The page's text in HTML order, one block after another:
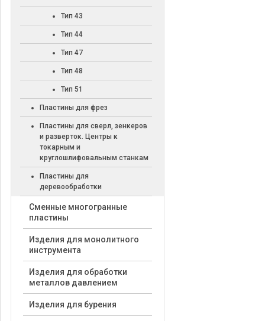
Тип 43
Тип 44
Тип 47
Тип 48
Тип 51
Пластины для фрез
Пластины для сверл, зенкеров
и разверток. Центры к
токарным и
круглошлифовальным станкам
Пластины для
деревообработки
Cменные многогранные
пластины
Изделия для монолитного
инструмента
Изделия для обработки
металлов давлением
Изделия для бурения